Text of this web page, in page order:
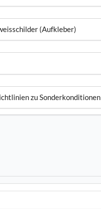
(Aufkleber)
zu Sonderkonditionen